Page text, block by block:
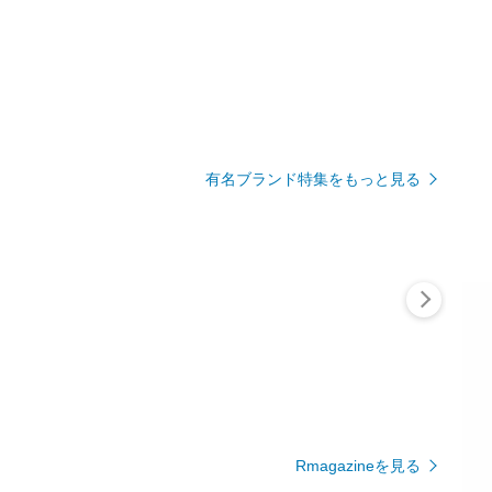
有名ブランド特集をもっと見る
Rmagazineを見る